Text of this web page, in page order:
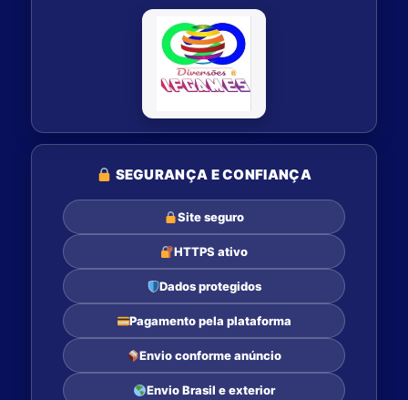
SEGURANÇA E CONFIANÇA
Site seguro
HTTPS ativo
Dados protegidos
Pagamento pela plataforma
Envio conforme anúncio
Envio Brasil e exterior